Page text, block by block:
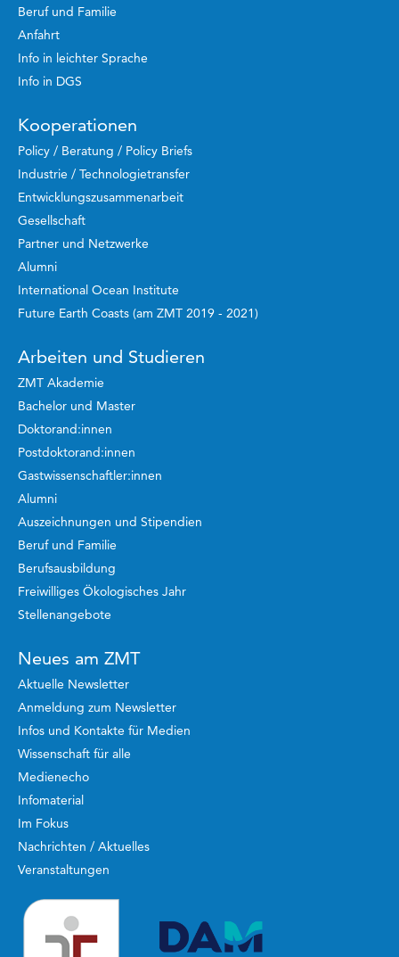
Beruf und Familie
Anfahrt
Info in leichter Sprache
Info in DGS
Kooperationen
Policy / Beratung / Policy Briefs
Industrie / Technologietransfer
Entwicklungszusammenarbeit
Gesellschaft
Partner und Netzwerke
Alumni
International Ocean Institute
Future Earth Coasts (am ZMT 2019 - 2021)
Arbeiten und Studieren
ZMT Akademie
Bachelor und Master
Doktorand:innen
Postdoktorand:innen
Gastwissenschaftler:innen
Alumni
Auszeichnungen und Stipendien
Beruf und Familie
Berufsausbildung
Freiwilliges Ökologisches Jahr
Stellenangebote
Neues am ZMT
Aktuelle Newsletter
Anmeldung zum Newsletter
Infos und Kontakte für Medien
Wissenschaft für alle
Medienecho
Infomaterial
Im Fokus
Nachrichten / Aktuelles
Veranstaltungen